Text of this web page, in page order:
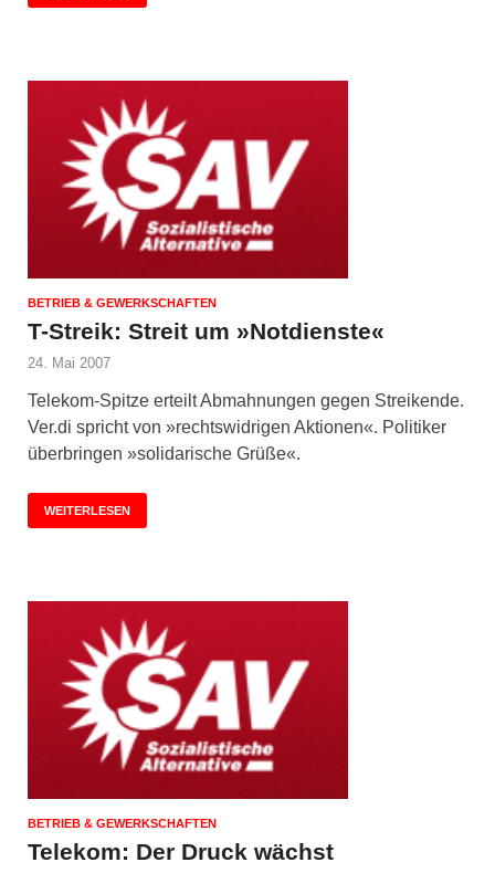
BETRIEB & GEWERKSCHAFTEN
T-Streik: Streit um »Notdienste«
24. Mai 2007
Telekom-Spitze erteilt Abmahnungen gegen Streikende.
Ver.di spricht von »rechtswidrigen Aktionen«. Politiker
überbringen »solidarische Grüße«.
WEITERLESEN
BETRIEB & GEWERKSCHAFTEN
Telekom: Der Druck wächst